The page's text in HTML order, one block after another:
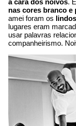
a cara dos noivos.
nas cores branco
amei foram os
lugares eram
usar palavras
companheirismo.